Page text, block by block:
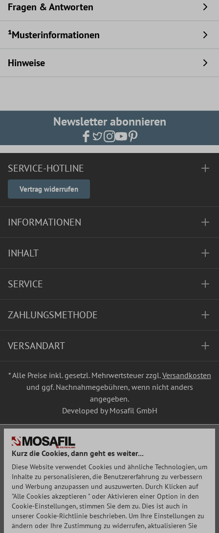
Fragen & Antworten
¹Musterinformationen
Hinweise
Newsletter abonnieren
SERVICE-HOTLINE
Vertrag widerrufen
INFORMATIONEN
INHALT
SERVICE
ZAHLUNGSMETHODE
VERSANDART
* Alle Preise inkl. gesetzl. Mehrwertsteuer zzgl.Versandkosten
und ggf. Nachnahmegebühren, wenn nicht anders
angegeben.
Developed by Mosafil GmbH
Kurz die Cookies, dann geht es weiter...
Diese Website verwendet Cookies und ähnliche Technologien, um
Inhalte zu personalisieren, die Benutzererfahrung zu verbessern
und Werbung anzupassen und auszuwerten. Durch Klicken auf
"Alle Cookies akzeptieren " oder Aktivieren einer Option in den
Cookie-Einstellungen, stimmen Sie dem zu. Dies ist auch in
unserer Cookie-Richtlinie beschrieben. Um Ihre Einstellungen zu
ändern oder Ihre Zustimmung zu widerrufen, aktualisieren Sie